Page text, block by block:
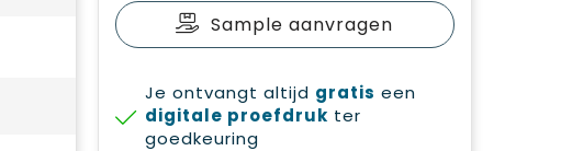
Sample aanvragen
Je ontvangt altijd gratis een
digitale proefdruk ter
goedkeuring